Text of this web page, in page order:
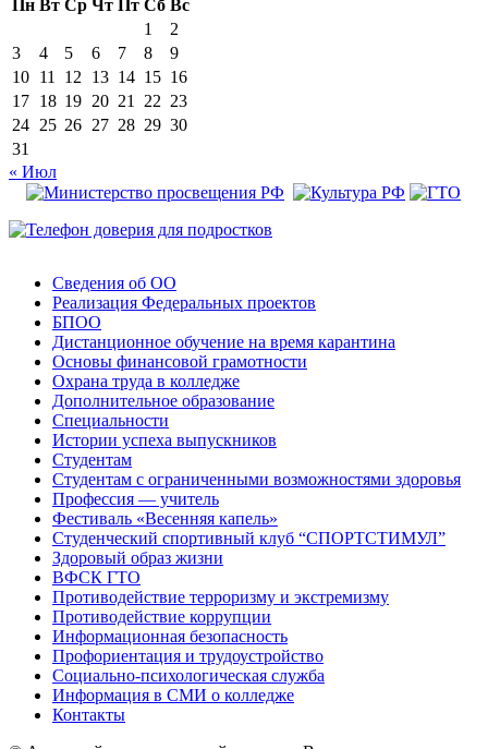
Пн Вт Ср Чт Пт Сб Вс
1
2
3
4 5 6 7 8
9
10 11 12 13 14 15 16
17 18 19 20 21 22 23
24 25 26 27 28 29 30
31
« Июл
Сведения об ОО
Реализация Федеральных проектов
БПОО
Дистанционное обучение на время карантина
Основы финансовой грамотности
Охрана труда в колледже
Дополнительное образование
Специальности
Истории успеха выпускников
Студентам
Студентам с ограниченными возможностями здоровья
Профессия — учитель
Фестиваль «Весенняя капель»
Студенческий спортивный клуб “СПОРТСТИМУЛ”
Здоровый образ жизни
ВФСК ГТО
Противодействие терроризму и экстремизму
Противодействие коррупции
Информационная безопасность
Профориентация и трудоустройство
Социально-психологическая служба
Информация в СМИ о колледже
Контакты